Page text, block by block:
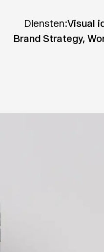
Diensten:Visual
Brand Strategy,